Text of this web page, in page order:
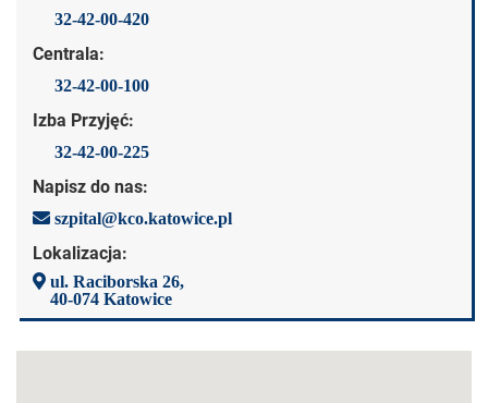
32-42-00-420
Centrala:
32-42-00-100
Izba Przyjęć:
32-42-00-225
Napisz do nas:
szpital@kco.katowice.pl
Lokalizacja:
ul. Raciborska 26,
40-074 Katowice